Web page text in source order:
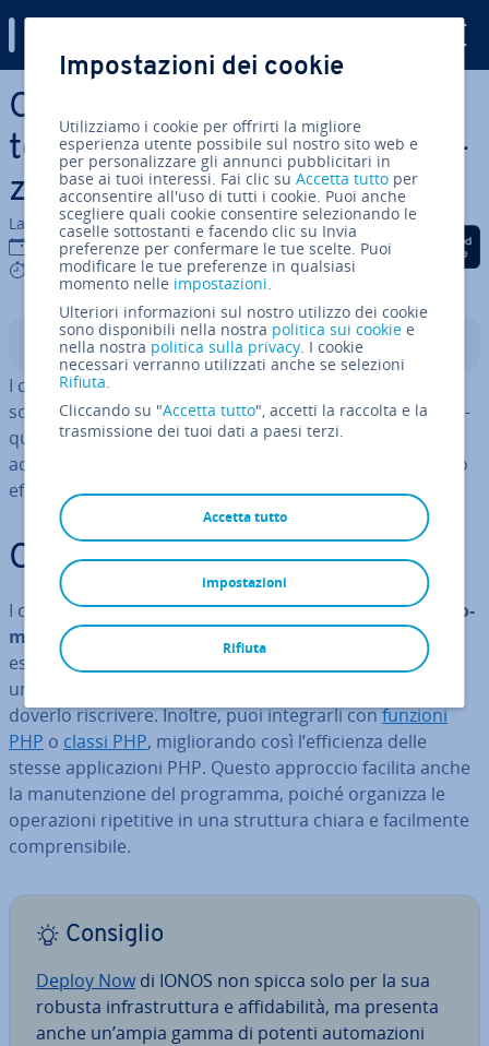
Vai al contenuto prin­ci­pa­le
Cicli PHP: come ripetere au­
to­ma­ti­ca­men­te alcune ope­ra­
zio­ni
La redazione di IONOS
10 apr 2024
5 mins
Condividi via Facebook
Condividi via Twitter
Condividi via
Indice
I cicli PHP ac­ce­le­ra­no no­te­vol­men­te lo sviluppo di un
software au­to­ma­tiz­zan­do ope­ra­zio­ni che si ripetono fre­
quen­te­men­te. La ver­sa­ti­li­tà dei ciclipermette di
adattare il numero di ite­ra­zio­ni o di ri­spon­de­re in modo
efficace a con­di­zio­ni spe­ci­fi­che.
Cosa sono i cicli PHP?
I cicli PHP sono par­ti­co­lar­men­te utili se si desidera
au­to­
ma­tiz­za­re ope­ra­zio­ni ri­pe­ti­ti­ve
, elaborare dati o
esaminare liste e
. Con­sen­to­no di eseguire
un’istru­zio­ne o un blocco di codice più volte senza
doverlo ri­scri­ve­re. Inoltre, puoi in­te­grar­li confunzioni
PHP o classi PHP, mi­glio­ran­do così l’ef­fi­cien­za delle
stesse ap­pli­ca­zio­ni PHP. Questo approccio facilita anche
la ma­nu­ten­zio­ne del programma, poiché organizza le
ope­ra­zio­ni ri­pe­ti­ti­ve in una struttura chiara e fa­cil­men­te
com­pren­si­bi­le.
Consiglio
Deploy Now di IONOS non spicca solo per la sua
robusta in­fra­strut­tu­ra e af­fi­da­bi­li­tà, ma presenta
anche un’ampia gamma di potenti au­to­ma­zio­ni
Impostazioni dei cookie
Utilizziamo i cookie per offrirti la migliore
esperienza utente possibile sul nostro sito web e
per personalizzare gli annunci pubblicitari in
base ai tuoi interessi. Fai clic suAccetta tutto per
acconsentire all'uso di tutti i cookie. Puoi anche
scegliere quali cookie consentire selezionando le
caselle sottostanti e facendo clic su Invia
preferenze per confermare le tue scelte. Puoi
modificare le tue preferenze in qualsiasi
momento nelle impostazioni.
Ulteriori informazioni sul nostro utilizzo dei cookie
sono disponibili nella nostra politica sui cookie e
nella nostra politica sulla privacy. I cookie
necessari verranno utilizzati anche se selezioni
Rifiuta.
Cliccando su "Accetta tutto", accetti la raccolta e la
trasmissione dei tuoi dati a paesi terzi.
Accetta tutto
Rifiuta
impostazioni